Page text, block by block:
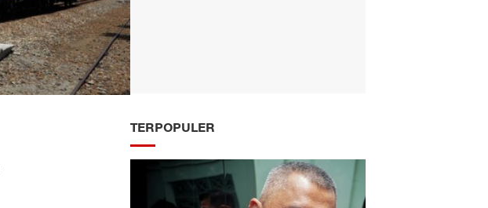
TERPOPULER